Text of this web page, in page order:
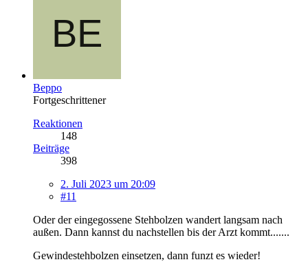
Beppo
Fortgeschrittener
Reaktionen
148
Beiträge
398
2. Juli 2023 um 20:09
#11
Oder der eingegossene Stehbolzen wandert langsam nach
außen. Dann kannst du nachstellen bis der Arzt kommt.......
Gewindestehbolzen einsetzen, dann funzt es wieder!